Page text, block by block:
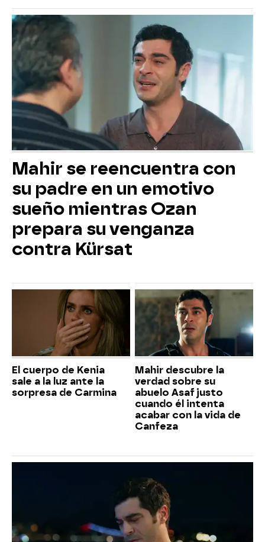
Mahir se reencuentra con
su padre en un emotivo
sueño mientras Ozan
prepara su venganza
contra Kürsat
El cuerpo de Kenia
sale a la luz ante la
sorpresa de Carmina
Mahir descubre la
verdad sobre su
abuelo Asaf justo
cuando él intenta
acabar con la vida de
Canfeza